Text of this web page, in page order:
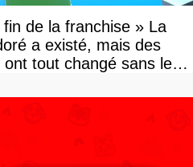
de la franchise » La
a existé, mais des
tout changé sans le